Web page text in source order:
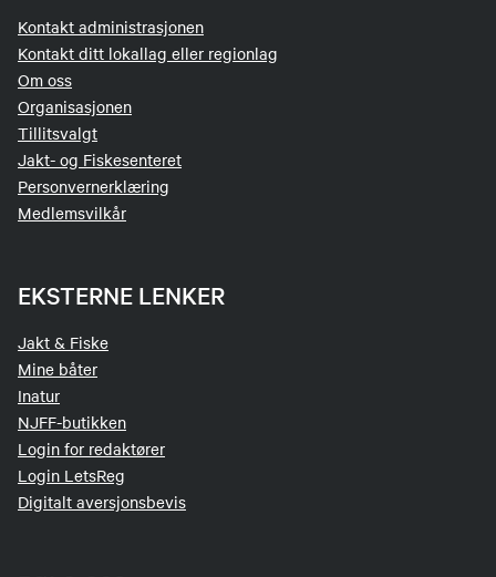
Kontakt administrasjonen
Kontakt ditt lokallag eller regionlag
Om oss
Organisasjonen
Tillitsvalgt
Jakt- og Fiskesenteret
Personvernerklæring
Medlemsvilkår
EKSTERNE LENKER
Jakt & Fiske
Mine båter
Inatur
NJFF-butikken
Login for redaktører
Login LetsReg
Digitalt aversjonsbevis